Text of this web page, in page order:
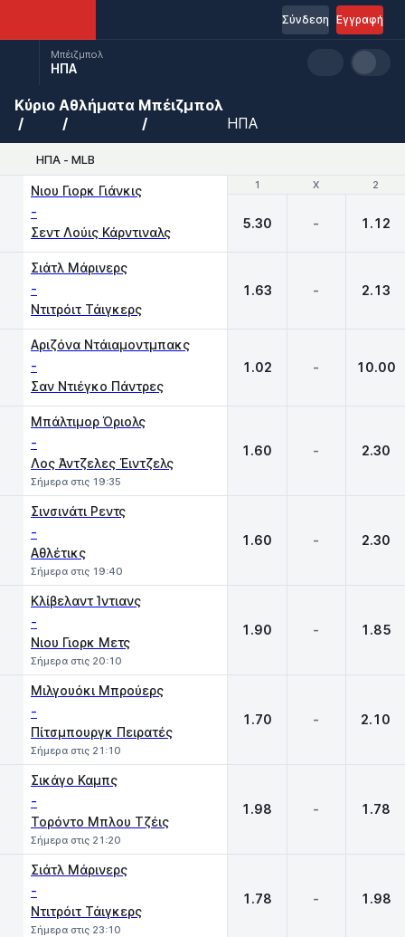
Εγγραφή
Σύνδεση
Μπέιζμπολ
ΗΠΑ
Κύριο Αθλήματα Μπέιζμπολ
ΗΠΑ
ΗΠΑ - MLB
1 X 2
Νιου Γιορκ Γιάνκις
-
Σεντ Λούις Κάρντιναλς
1 X 2
5.30 - 1.12
Σιάτλ Μάρινερς
-
Ντιτρόιτ Τάιγκερς
1.63 - 2.13
Αριζόνα Ντάιαμοντμπακς
-
Σαν Ντιέγκο Πάντρες
1.02 - 10.00
Μπάλτιμορ Όριολς
-
Λος Άντζελες Έιντζελς
Σήμερα στις 19:35
1.60 - 2.30
Σινσινάτι Ρεντς
-
Αθλέτικς
Σήμερα στις 19:40
1.60 - 2.30
Κλίβελαντ Ίντιανς
-
Νιου Γιορκ Μετς
Σήμερα στις 20:10
1.90 - 1.85
Μιλγουόκι Μπρούερς
-
Πίτσμπουργκ Πειρατές
Σήμερα στις 21:10
1.70 - 2.10
Σικάγο Καμπς
-
Τορόντο Μπλου Τζέις
Σήμερα στις 21:20
1.98 - 1.78
Σιάτλ Μάρινερς
-
Ντιτρόιτ Τάιγκερς
Σήμερα στις 23:10
1.78 - 1.98